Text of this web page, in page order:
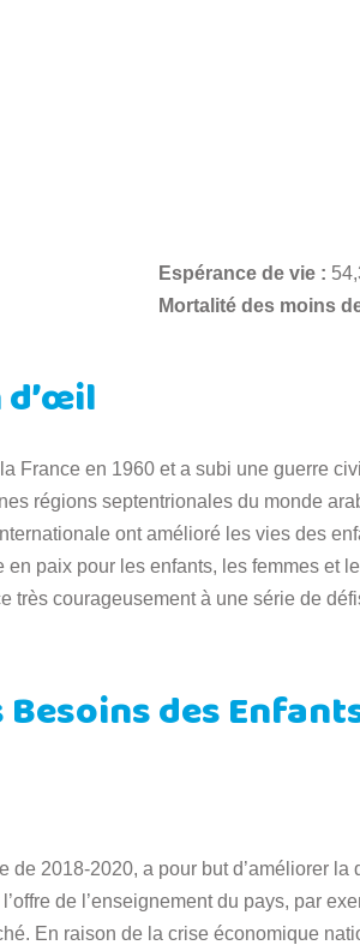
Espérance de vie :
Mortalité des moins
France en 1960 et a subi une guerre
régions septentrionales du monde
ont amélioré les vies des
en paix pour les enfants, les femmes et
très courageusement à une série de
des
de 2018-2020, a pour but d’améliorer la
de l’enseignement du pays, par
En raison de la crise économique